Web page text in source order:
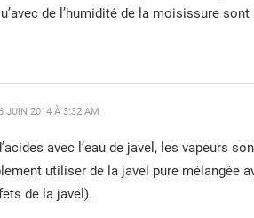
de l’humidité de la moisissure
JUIN 2014 À 3:32 AM
avec l’eau de javel, les vapeurs
utiliser de la javel pure mélangée
de la javel).